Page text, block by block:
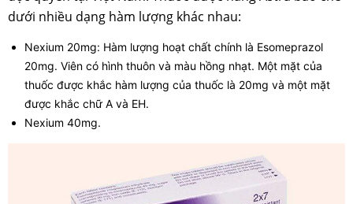
dưới nhiều dạng hàm lượng khác nhau:
Nexium 20mg: Hàm lượng hoạt chất chính là Esomeprazol
20mg. Viên có hình thuôn và màu hồng nhạt. Một mặt của
thuốc được khắc hàm lượng của thuốc là 20mg và một mặt
được khắc chữ A và EH.
Nexium 40mg.